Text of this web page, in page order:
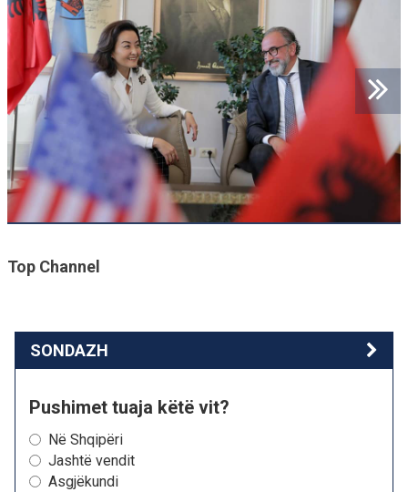
Top Channel
SONDAZH
Pushimet tuaja këtë vit?
Në Shqipëri
Jashtë vendit
Asgjëkundi